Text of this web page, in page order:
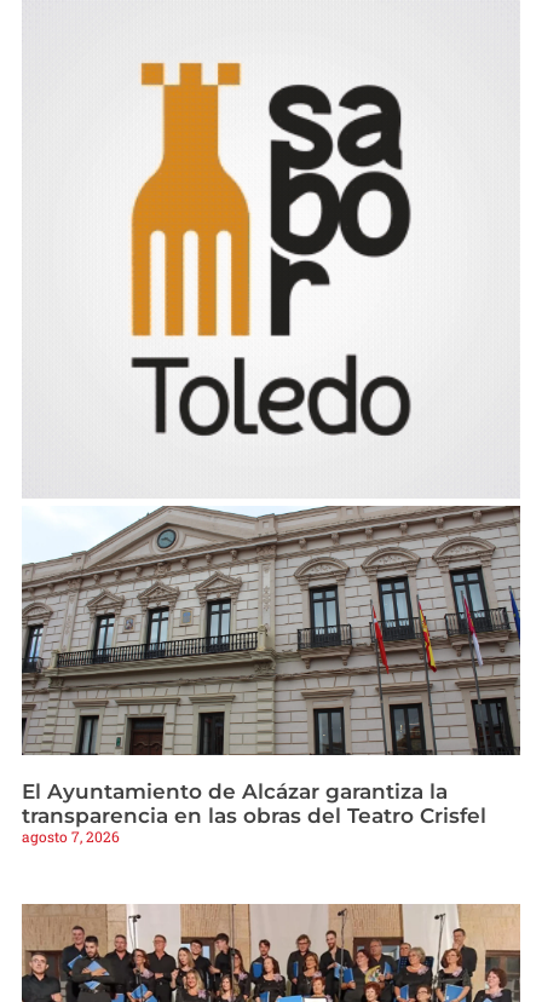
El Ayuntamiento de Alcázar garantiza la
transparencia en las obras del Teatro Crisfel
agosto 7, 2026